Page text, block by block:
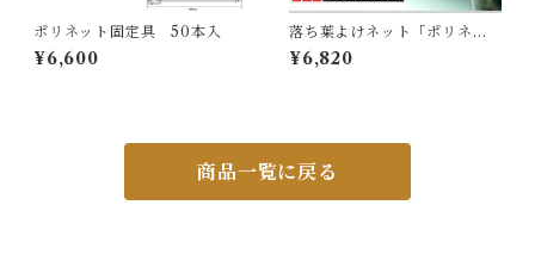
ポリネット固定具 50本入
¥6,600
落ち葉よけネット「ポリネッ
ト」L
¥6,820
商品一覧に戻る